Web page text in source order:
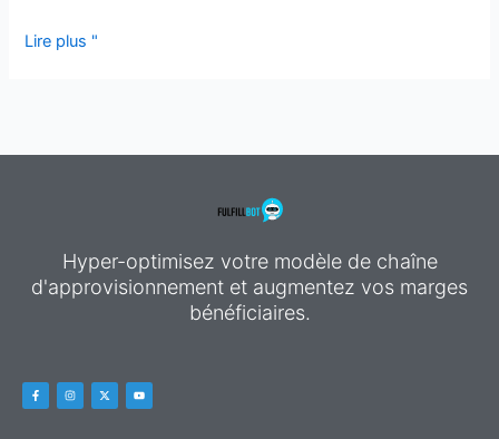
Lire plus "
Hyper-optimisez votre modèle de chaîne
d'approvisionnement et augmentez vos marges
bénéficiaires.